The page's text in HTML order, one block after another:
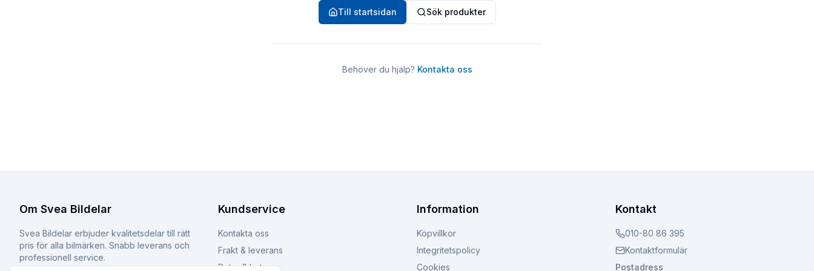
Till startsidan Sök produkter
Behöver du hjälp? Kontakta oss
Om Svea Bildelar
Svea Bildelar erbjuder kvalitetsdelar till rätt
pris för alla bilmärken. Snabb leverans och
professionell service.
Kundservice
Kontakta oss
Frakt & leverans
Retur & byte
Information
Köpvillkor
Integritetspolicy
Cookies
Kontakt
010-80 86 395
Kontaktformulär
Postadress